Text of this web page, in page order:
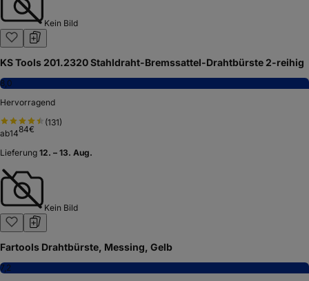
Kein Bild
KS Tools 201.2320 Stahldraht-Bremssattel-Drahtbürste 2-reihig
8,0
Hervorragend
(131)
ab1484€
Lieferung 12. – 13. Aug.
Kein Bild
Fartools Drahtbürste, Messing, Gelb
7,2